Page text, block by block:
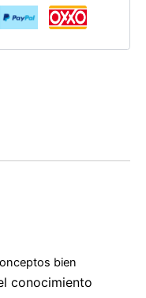
bien
conocimiento